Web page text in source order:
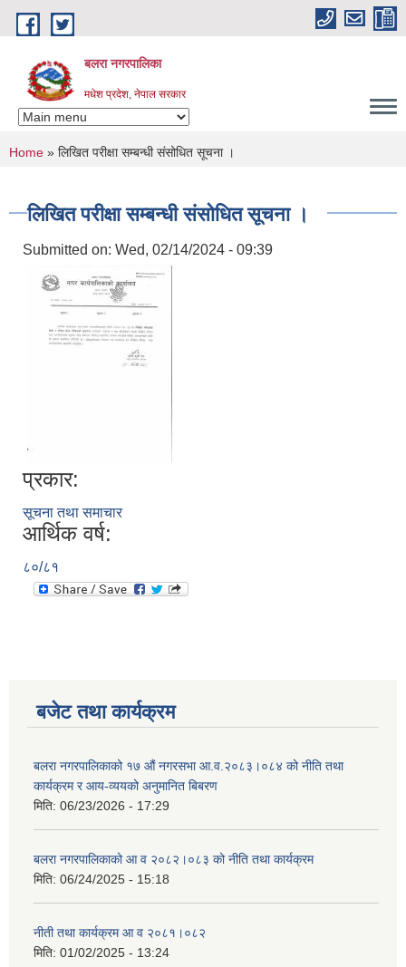
Skip to main content
बलरा नगरपालिका
मधेश प्रदेश, नेपाल सरकार
You are here
Home » लिखित परीक्षा सम्बन्धी संसोधित सूचना ।
लिखित परीक्षा सम्बन्धी संसोधित सूचना ।
Submitted on: Wed, 02/14/2024 - 09:39
प्रकार:
सूचना तथा समाचार
आर्थिक वर्ष:
८०/८१
बजेट तथा कार्यक्रम
बलरा नगरपालिकाको १७ औं नगरसभा आ.व.२०८३।०८४ को नीति तथा
कार्यक्रम र आय-व्ययको अनुमानित बिबरण
मिति: 06/23/2026 - 17:29
बलरा नगरपालिकाको आ व २०८२।०८३ को नीति तथा कार्यक्रम
मिति: 06/24/2025 - 15:18
नीती तथा कार्यक्रम आ व २०८१।०८२
मिति: 01/02/2025 - 13:24